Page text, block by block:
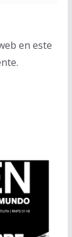
en este